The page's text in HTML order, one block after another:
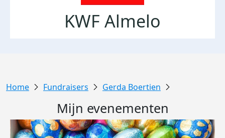
KWF Almelo
Fundraisers Gerda Boertien
Mijn evenementen